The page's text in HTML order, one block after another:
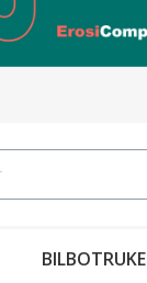
BILBOTRUKE